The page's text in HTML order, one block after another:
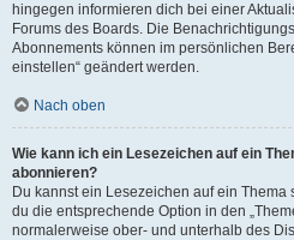
hingegen informieren dich bei einer
Forums des Boards. Die
Abonnements können im persönlichen
einstellen“ geändert werden.
Nach oben
Wie kann ich ein Lesezeichen auf ein
abonnieren?
Du kannst ein Lesezeichen auf ein
du die entsprechende Option in den
normalerweise ober- und unterhalb des